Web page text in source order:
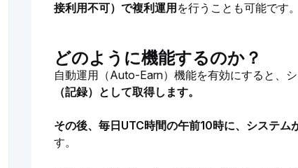
接利用不可）で複利運用 を行うことも可能です。
どのように機能するのか？
自動運用（Auto-Earn）機能を有効にすると、
（記録）として取得します。
その後、毎日UTC時間の午前10時に、システ
す。